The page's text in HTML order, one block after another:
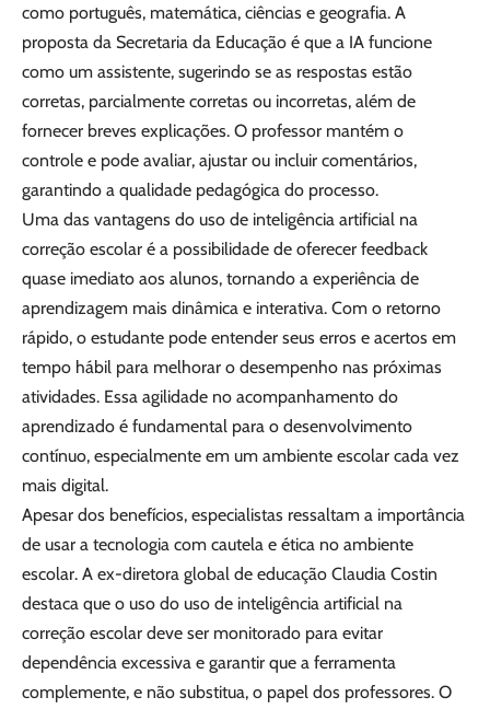
como português, matemática, ciências e geografia. A
proposta da Secretaria da Educação é que a IA funcione
como um assistente, sugerindo se as respostas estão
corretas, parcialmente corretas ou incorretas, além de
fornecer breves explicações. O professor mantém o
controle e pode avaliar, ajustar ou incluir comentários,
garantindo a qualidade pedagógica do processo.
Uma das vantagens do uso de inteligência artificial na
correção escolar é a possibilidade de oferecer feedback
quase imediato aos alunos, tornando a experiência de
aprendizagem mais dinâmica e interativa. Com o retorno
rápido, o estudante pode entender seus erros e acertos em
tempo hábil para melhorar o desempenho nas próximas
atividades. Essa agilidade no acompanhamento do
aprendizado é fundamental para o desenvolvimento
contínuo, especialmente em um ambiente escolar cada vez
mais digital.
Apesar dos benefícios, especialistas ressaltam a importância
de usar a tecnologia com cautela e ética no ambiente
escolar. A ex-diretora global de educação Claudia Costin
destaca que o uso do uso de inteligência artificial na
correção escolar deve ser monitorado para evitar
dependência excessiva e garantir que a ferramenta
complemente, e não substitua, o papel dos professores. O